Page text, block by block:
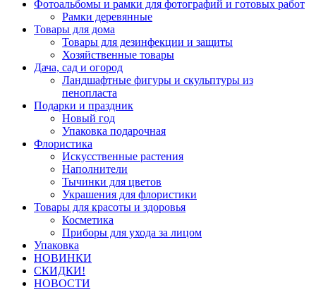
Фотоальбомы и рамки для фотографий и готовых работ
Рамки деревянные
Товары для дома
Товары для дезинфекции и защиты
Хозяйственные товары
Дача, сад и огород
Ландшафтные фигуры и скульптуры из
пенопласта
Подарки и праздник
Новый год
Упаковка подарочная
Флористика
Искусственные растения
Наполнители
Тычинки для цветов
Украшения для флористики
Товары для красоты и здоровья
Косметика
Приборы для ухода за лицом
Упаковка
НОВИНКИ
СКИДКИ!
НОВОСТИ